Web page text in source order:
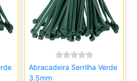
Abracadeira Serrilha Verde
3.5mm